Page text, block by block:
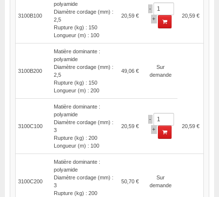
3100B100
polyamide
Diamètre cordage (mm) :
2,5
Rupture (kg) : 150
Longueur (m) : 100
20,59 €
-
+
20,59 €
3100B200
Matière dominante :
polyamide
Diamètre cordage (mm) :
2,5
Rupture (kg) : 150
Longueur (m) : 200
49,06 €
Sur
demande
3100C100
Matière dominante :
polyamide
Diamètre cordage (mm) :
3
Rupture (kg) : 200
Longueur (m) : 100
20,59 €
-
+
20,59 €
3100C200
Matière dominante :
polyamide
Diamètre cordage (mm) :
3
Rupture (kg) : 200
50,70 €
Sur
demande